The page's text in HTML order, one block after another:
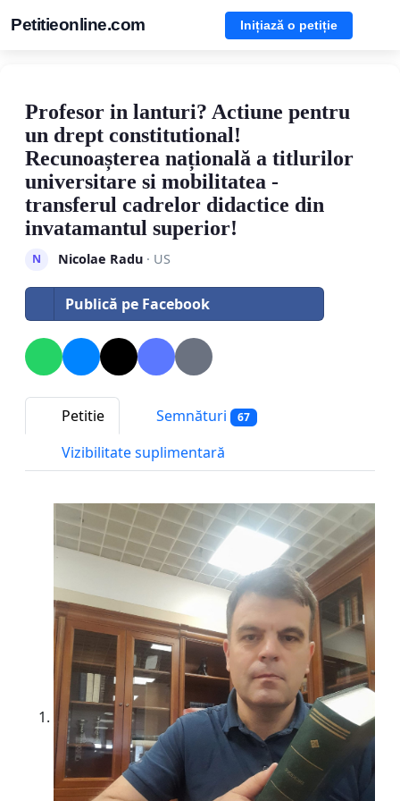
Petitieonline.com Inițiază o petiție
Profesor in lanturi? Actiune pentru
un drept constitutional!
Recunoașterea națională a titlurilor
universitare si mobilitatea -
transferul cadrelor didactice din
invatamantul superior!
N Nicolae Radu· US
Publică pe Facebook
Petitie Semnături 67
Vizibilitate suplimentară